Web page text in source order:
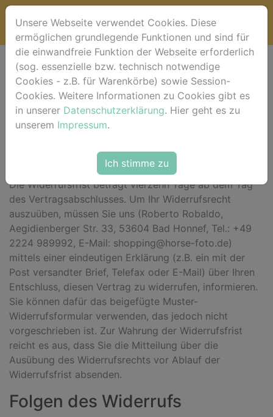
Widerrufsbelehrung
*** Beginn der Widerrufsbelehrung ***
Widerrufsrecht
Sie haben das Recht, binnen vierzehn Tagen ohne
Angabe von Gründen diesen Vertrag zu widerrufen.
Die Widerrufsfrist beträgt vierzehn Tage ab dem Tag
des Vertragsabschlusses. Um Ihr Widerrufsrecht
auszuüben, müssen Sie uns (Roberto Robaldo,
Aegidienberger Str. 33, 53604 Bad Honnef, Tel.: +49
2224 989992, E-Mail: shopping@horse-foto.de)
mittels einer eindeutigen Erklärung (z.B. ein mit der
Post versandter Brief, Telefax oder E-Mail) über Ihren
Entschluss, diesen Vertrag zu widerrufen, informieren.
Sie können dafür das beigefügte Muster-
Widerrufsformular verwenden, das jedoch nicht
vorgeschrieben ist. Zur Wahrung der Widerrufsfrist
reicht es aus, dass Sie die Mitteilung über die
Ausübung des Widerrufsrechts vor Ablauf der
Widerrufsfrist absenden.
Folgen des Widerrufs
Unsere Webseite verwendet Cookies. Diese
ermöglichen grundlegende Funktionen und sind für
die einwandfreie Funktion der Webseite erforderlich
(sog. essenzielle bzw. technisch notwendige
Cookies - z.B. für Warenkörbe) sowie Session-
Cookies. Weitere Informationen zu Cookies gibt es
in unserer Datenschutzerklärung. Hier geht es zu
unserem Impressum.
Ich stimme zu